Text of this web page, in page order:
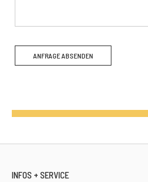
INFOS + SERVICE